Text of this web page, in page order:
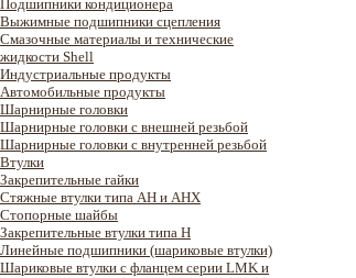
Подшипники кондиционера
Выжимные подшипники сцепления
Смазочные материалы и технические
жидкости Shell
Индустриальные продукты
Автомобильные продукты
Шарнирные головки
Шарнирные головки с внешней резьбой
Шарнирные головки с внутренней резьбой
Втулки
Закрепительные гайки
Стяжные втулки типа AH и AHX
Стопорные шайбы
Закрепительные втулки типа H
Линейные подшипники (шариковые втулки)
Шариковые втулки с фланцем серии LMK и